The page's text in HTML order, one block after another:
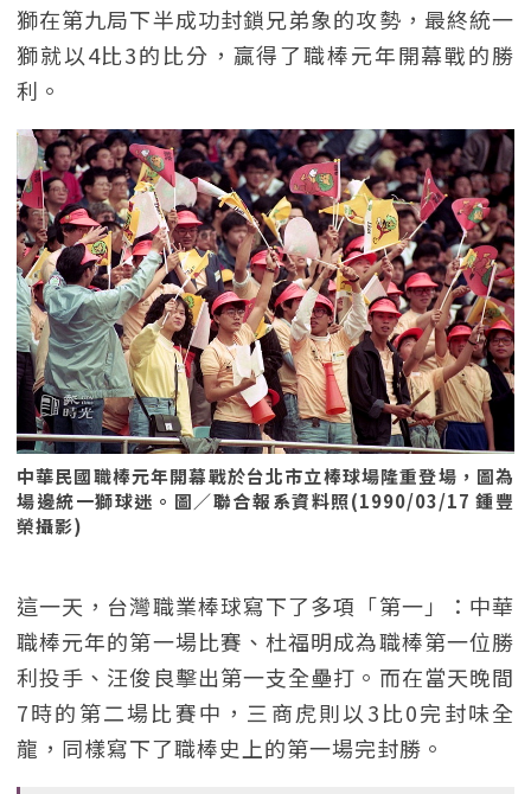
獅在第九局下半成功封鎖兄弟象的攻勢，最終統一
獅就以4比3的比分，贏得了職棒元年開幕戰的勝
利。
中華民國職棒元年開幕戰於台北市立棒球場隆重登場，圖為
場邊統一獅球迷。圖／聯合報系資料照(1990/03/17 鍾豐
榮攝影)
這一天，台灣職業棒球寫下了多項「第一」：中華
職棒元年的第一場比賽、杜福明成為職棒第一位勝
利投手、汪俊良擊出第一支全壘打。而在當天晚間
7時的第二場比賽中，三商虎則以3比0完封味全
龍，同樣寫下了職棒史上的第一場完封勝。